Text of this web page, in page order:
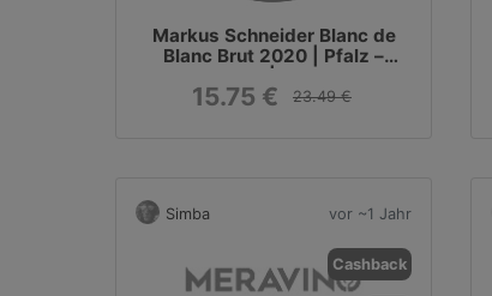
Markus Schneider Blanc de
Blanc Brut 2020 | Pfalz –
Deutschland | 1 x 0,75 Liter
15.75 € 23.49 €
Simba vor ~1 Jahr
Cashback